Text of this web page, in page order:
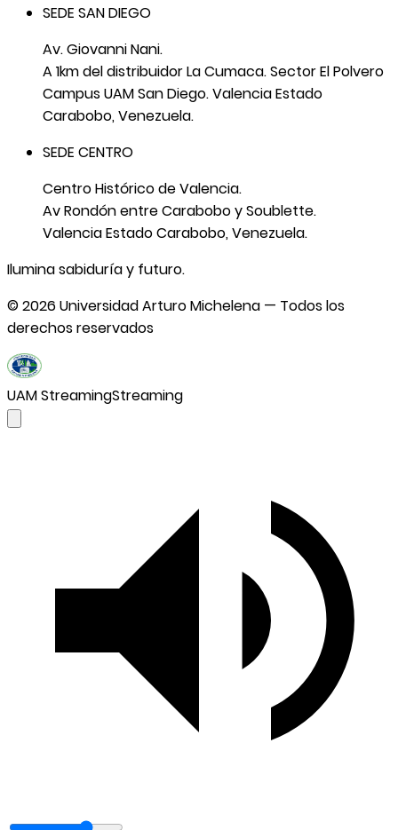
SEDE SAN DIEGO
Av. Giovanni Nani.
A 1km del distribuidor La Cumaca. Sector El Polvero
Campus UAM San Diego. Valencia Estado
Carabobo, Venezuela.
SEDE CENTRO
Centro Histórico de Valencia.
Av Rondón entre Carabobo y Soublette.
Valencia Estado Carabobo, Venezuela.
Ilumina sabiduría y futuro.
©2026 Universidad Arturo Michelena — Todos los
derechos reservados
UAM StreamingStreaming